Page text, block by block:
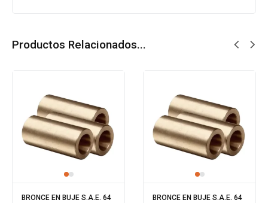
Productos Relacionados...
BRONCE EN BUJE S.A.E. 64
BRONCE EN BUJE S.A.E. 64